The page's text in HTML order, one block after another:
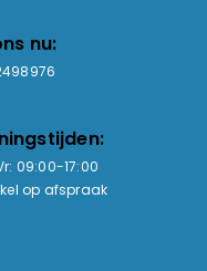
nu:
09:00-17:00
op afspraak